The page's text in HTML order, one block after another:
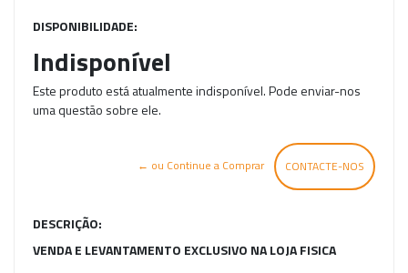
DISPONIBILIDADE:
Indisponível
Este produto está atualmente indisponível. Pode enviar-nos
uma questão sobre ele.
CONTACTE-NOS
← ou Continue a Comprar
DESCRIÇÃO:
VENDA E LEVANTAMENTO EXCLUSIVO NA LOJA FISICA